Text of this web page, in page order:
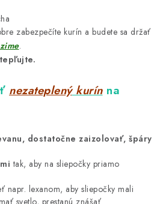
kurín a budete sa držať
.
nezateplený kurínna
dostatočne zaizolovať, špáry
tak, aby na sliepočky priamo
napr. lexanom, aby sliepočky mali
svetlo, prestanú znášať